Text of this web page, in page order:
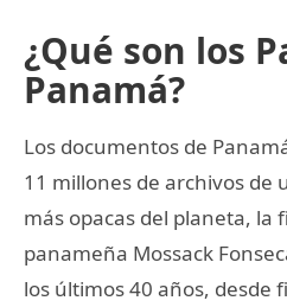
¿Qué son los
Panamá?
Los documentos de
11 millones de archivos de
más opacas del planeta, la
panameña Mossack
los últimos 40 años, desde